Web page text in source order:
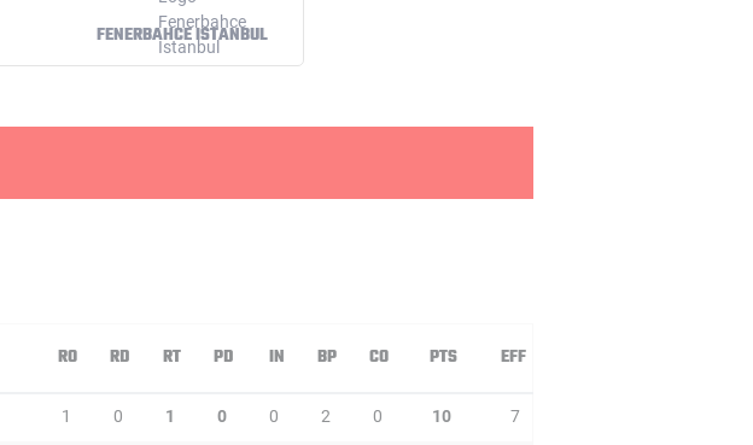
FENERBAHCE ISTANBUL
RO RD RT PD IN BP CO PTS EFF
1 0 1 0 0 2 0 10 7